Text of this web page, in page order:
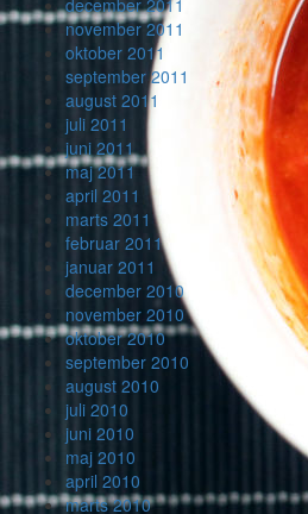
december 2011
november 2011
oktober 2011
september 2011
august 2011
juli 2011
juni 2011
maj 2011
april 2011
marts 2011
februar 2011
januar 2011
december 2010
november 2010
oktober 2010
september 2010
august 2010
juli 2010
juni 2010
maj 2010
april 2010
marts 2010